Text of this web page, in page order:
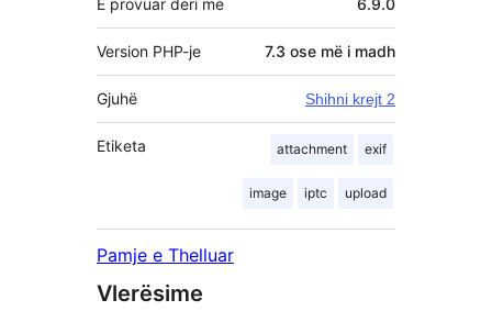
E provuar deri me 6.9.0
Version PHP-je 7.3 ose më i madh
Gjuhë Shihni krejt 2
Etiketa attachment exif
image iptc upload
Pamje e Thelluar
Vlerësime